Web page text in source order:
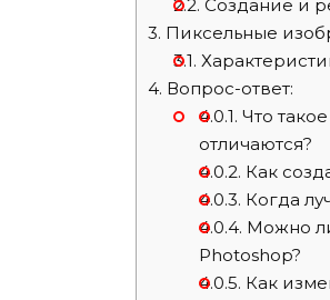
2.2. Создание и
3. Пиксельные
3.1.
4. Вопрос-ответ:
4.0.1. Что
отличаются?
4.0.2. Как
4.0.3. Когда
4.0.4. Можно
Photoshop?
4.0.5. Как